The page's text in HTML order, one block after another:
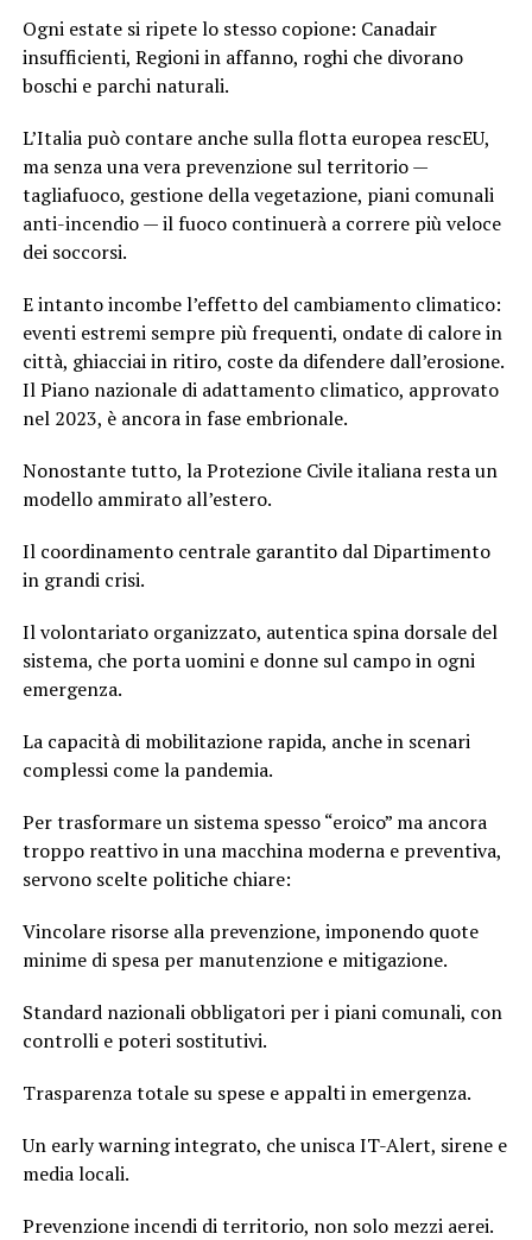
Ogni estate si ripete lo stesso copione: Canadair
insufficienti, Regioni in affanno, roghi che divorano
boschi e parchi naturali.
L’Italia può contare anche sulla flotta europea rescEU,
ma senza una vera prevenzione sul territorio —
tagliafuoco, gestione della vegetazione, piani comunali
anti-incendio — il fuoco continuerà a correre più veloce
dei soccorsi.
E intanto incombe l’effetto del cambiamento climatico:
eventi estremi sempre più frequenti, ondate di calore in
città, ghiacciai in ritiro, coste da difendere dall’erosione.
Il Piano nazionale di adattamento climatico, approvato
nel 2023, è ancora in fase embrionale.
Nonostante tutto, la Protezione Civile italiana resta un
modello ammirato all’estero.
Il coordinamento centrale garantito dal Dipartimento
in grandi crisi.
Il volontariato organizzato, autentica spina dorsale del
sistema, che porta uomini e donne sul campo in ogni
emergenza.
La capacità di mobilitazione rapida, anche in scenari
complessi come la pandemia.
Per trasformare un sistema spesso “eroico” ma ancora
troppo reattivo in una macchina moderna e preventiva,
servono scelte politiche chiare:
Vincolare risorse alla prevenzione, imponendo quote
minime di spesa per manutenzione e mitigazione.
Standard nazionali obbligatori per i piani comunali, con
controlli e poteri sostitutivi.
Trasparenza totale su spese e appalti in emergenza.
Un early warning integrato, che unisca IT-Alert, sirene e
media locali.
Prevenzione incendi di territorio, non solo mezzi aerei.